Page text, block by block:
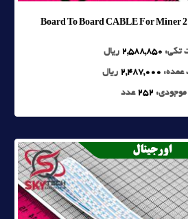
Board To Board CABLE For Miner
تکی: 2,588,850 ریال
عمده: 2,487,000 ریال
موجودی: 252 عدد